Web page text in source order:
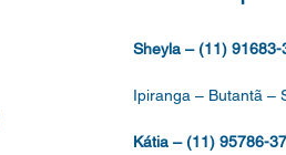
Sheyla – (11) 91683-
Ipiranga – Butantã –
Kátia – (11) 95786-